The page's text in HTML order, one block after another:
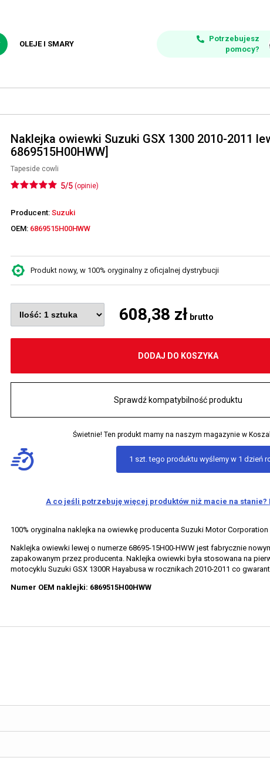
OLEJE I SMARY
Potrzebujesz
pomocy?
Naklejka owiewki Suzuki GSX 1300 2010-2011
6869515H00HWW]
Tapeside cowli
5/5 (opinie)
Producent: Suzuki
OEM: 6869515H00HWW
Produkt nowy, w 100% oryginalny z oficjalnej dystrybucji
608,38 zł brutto
DODAJ DO KOSZYKA
Sprawdź kompatybilność produktu
Świetnie! Ten produkt mamy na naszym magazynie w
1 szt. tego produktu wyślemy w 1 dzień
A co jeśli potrzebuję więcej produktów niż macie na
100% oryginalna naklejka na owiewkę producenta Suzuki Motor
Naklejka owiewki lewej o numerze 68695-15H00-HWW jest fabrycznie
zapakowanym przez producenta. Naklejka owiewki była stosowana na
motocyklu Suzuki GSX 1300R Hayabusa w rocznikach 2010-2011 co
Numer OEM naklejki: 6869515H00HWW